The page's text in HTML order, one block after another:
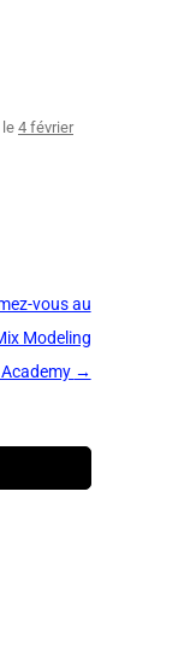
le 4 février
vous au
Modeling
Academy →